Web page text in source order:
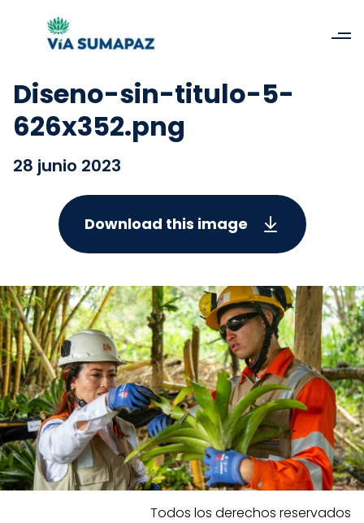
Diseno-sin-titulo-5-
626x352.png
28 junio 2023
Download this image
Todos los derechos reservados